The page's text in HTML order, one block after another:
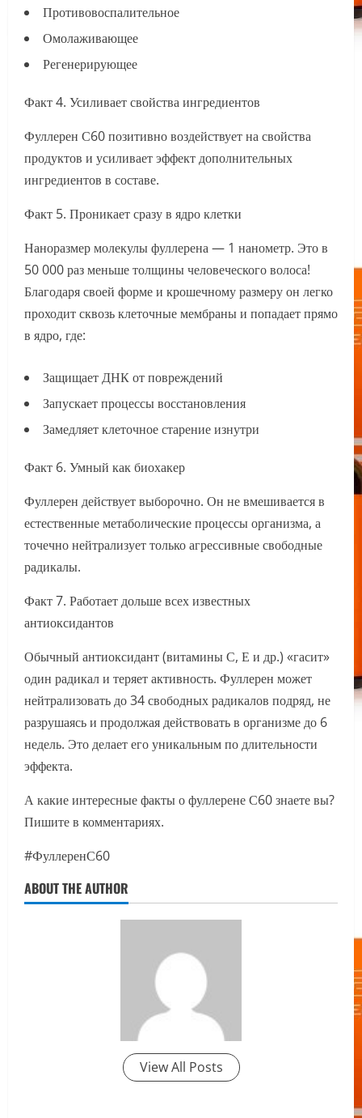
Противовоспалительное
Омолаживающее
Регенерирующее
Факт 4. Усиливает свойства ингредиентов
Фуллерен С60 позитивно воздействует на свойства
продуктов и усиливает эффект дополнительных
ингредиентов в составе.
Факт 5. Проникает сразу в ядро клетки
Наноразмер молекулы фуллерена — 1 нанометр. Это в
50 000 раз меньше толщины человеческого волоса!
Благодаря своей форме и крошечному размеру он легко
проходит сквозь клеточные мембраны и попадает прямо
в ядро, где:
Защищает ДНК от повреждений
Запускает процессы восстановления
Замедляет клеточное старение изнутри
Факт 6. Умный как биохакер
Фуллерен действует выборочно. Он не вмешивается в
естественные метаболические процессы организма, а
точечно нейтрализует только агрессивные свободные
радикалы.
Факт 7. Работает дольше всех известных
антиоксидантов
Обычный антиоксидант (витамины С, Е и др.) «гасит»
один радикал и теряет активность. Фуллерен может
нейтрализовать до 34 свободных радикалов подряд, не
разрушаясь и продолжая действовать в организме до 6
недель. Это делает его уникальным по длительности
эффекта.
А какие интересные факты о фуллерене С60 знаете вы?
Пишите в комментариях.
#ФуллеренС60
ABOUT THE AUTHOR
View All Posts